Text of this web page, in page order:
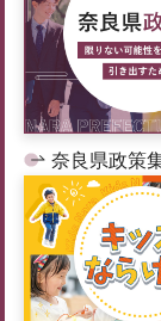
奈良県政策